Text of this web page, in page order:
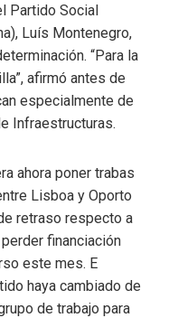
Partido Social
Luís Montenegro,
“Para la
afirmó antes de
especialmente de
Infraestructuras.
ahora poner trabas
Lisboa y Oporto
retraso respecto a
financiación
este mes. E
haya cambiado de
de trabajo para